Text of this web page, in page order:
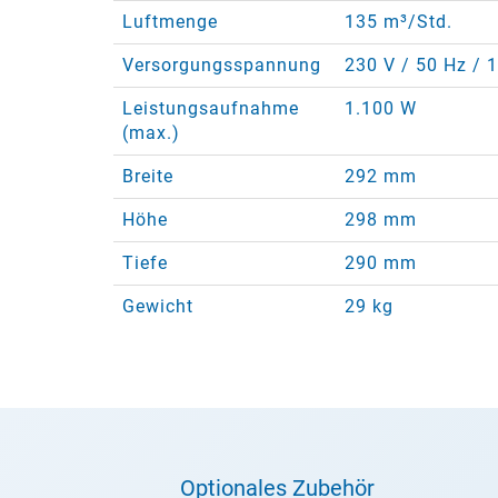
Luftmenge 135 m³/Std.
Versorgungsspannung 230 V / 50 Hz /
Leistungsaufnahme
(max.)
1.100 W
Breite 292 mm
Höhe 298 mm
Tiefe 290 mm
Gewicht 29 kg
Optionales Zubehör